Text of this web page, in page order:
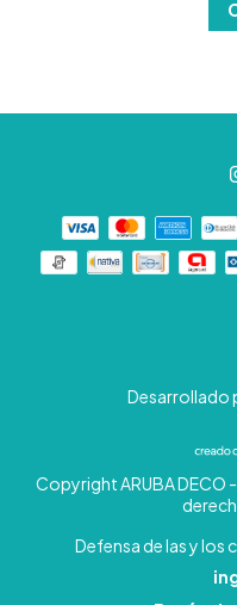
Desarrollado
Copyright ARUBA
Defensa de las y los